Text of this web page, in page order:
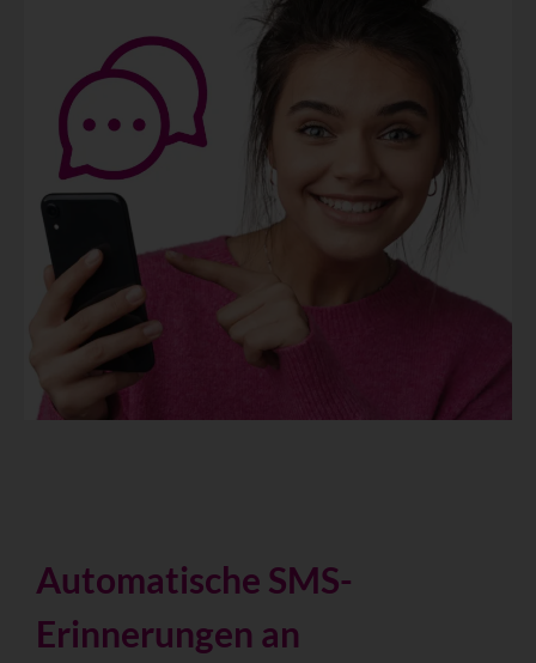
Automatische SMS-
Erinnerungen an